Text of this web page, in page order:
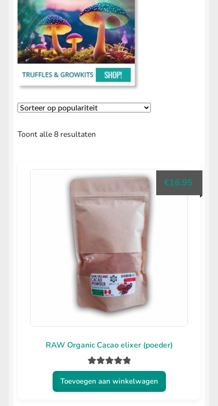
Toont alle 8 resultaten
RAW Organic Cacao elixer (poeder)
Gewaardeerd
5.00uit 5
€16.95
Toevoegen aan winkelwagen